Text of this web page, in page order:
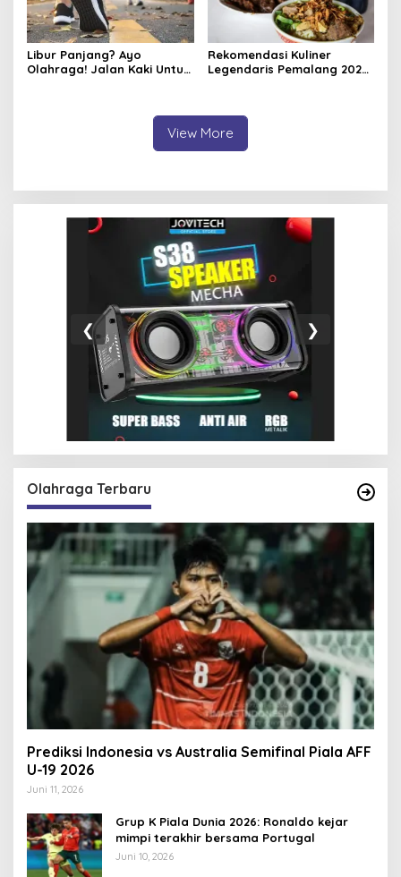
Libur Panjang? Ayo
Olahraga! Jalan Kaki Untuk
Rekomendasi Kuliner
Legendaris Pemalang 2025:
View More
❮ ❯
Olahraga Terbaru
Prediksi Indonesia vs Australia Semifinal Piala AFF
U-19 2026
Juni 11, 2026
Grup K Piala Dunia 2026: Ronaldo kejar
mimpi terakhir bersama Portugal
Juni 10, 2026